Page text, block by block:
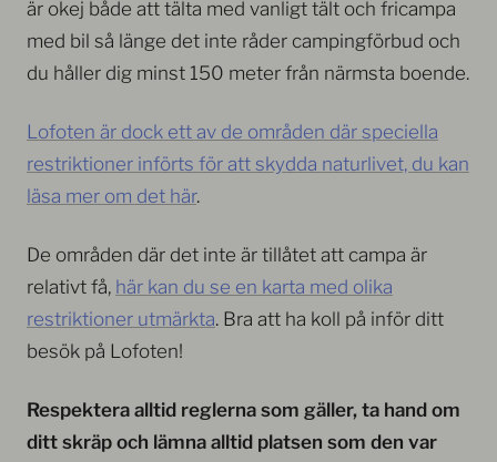
är okej både att tälta med vanligt tält och fricampa
med bil så länge det inte råder campingförbud och
du håller dig minst 150 meter från närmsta boende.
Lofoten är dock ett av de områden där speciella
restriktioner införts för att skydda naturlivet, du kan
läsa mer om det här.
De områden där det inte är tillåtet att campa är
relativt få, här kan du se en karta med olika
restriktioner utmärkta. Bra att ha koll på inför ditt
besök på Lofoten!
Respektera alltid reglerna som gäller, ta hand om
ditt skräp och lämna alltid platsen som den var